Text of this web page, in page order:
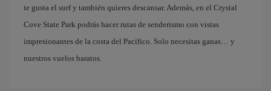
te gusta el surf y también quieres descansar. Además, en el Crystal
Cove State Park podrás hacer rutas de senderismo con vistas
impresionantes de la costa del Pacífico. Solo necesitas ganas… y
nuestros vuelos baratos.